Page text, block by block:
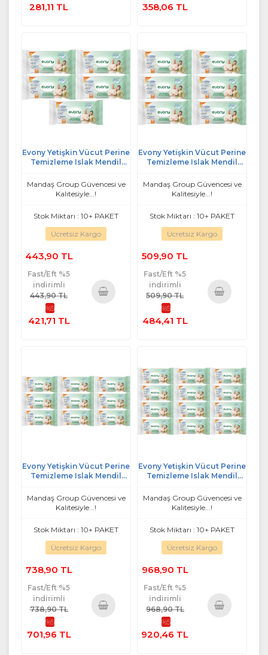
281,11 TL 358,06 TL
Evony Yetişkin Vücut Perine
Temizleme Islak Mendil
Ferahlığı (5 Li Set)
Mandaş Group Güvencesi ve
Kalitesiyle...!
Stok Miktarı : 10+ PAKET
Ücretsiz Kargo
443,90 TL
Fast/Eft %5
indirimli
443,90 TL
%5
421,71 TL
Evony Yetişkin Vücut Perine
Temizleme Islak Mendil
Ferahlığı (6 Lı Set)
Mandaş Group Güvencesi ve
Kalitesiyle...!
Stok Miktarı : 10+ PAKET
Ücretsiz Kargo
509,90 TL
Fast/Eft %5
indirimli
509,90 TL
%5
484,41 TL
Evony Yetişkin Vücut Perine
Temizleme Islak Mendil
Ferahlığı (9 Lu Set)
Mandaş Group Güvencesi ve
Kalitesiyle...!
Stok Miktarı : 10+ PAKET
Ücretsiz Kargo
738,90 TL
Fast/Eft %5
indirimli
738,90 TL
%5
701,96 TL
Evony Yetişkin Vücut Perine
Temizleme Islak Mendil
Ferahlığı (12 Li Set)
Mandaş Group Güvencesi ve
Kalitesiyle...!
Stok Miktarı : 10+ PAKET
Ücretsiz Kargo
968,90 TL
Fast/Eft %5
indirimli
968,90 TL
%5
920,46 TL